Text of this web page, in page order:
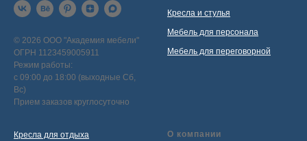
© 2026 ООО "Академия мебели"
ОГРН 1123459005911
Режим работы:
с 09:00 до 18:00 (выходные Сб,
Вс)
Прием заказов круглосуточно
Кресла и стулья
Мебель для персонала
Мебель для переговорной
Кресла для отдыха
О компании